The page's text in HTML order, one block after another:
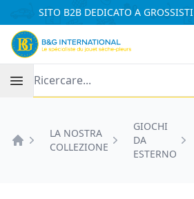
SITO B2B DEDICATO A
LA NOSTRA
COLLEZIONE
GIOCHI
DA
ESTERNO
Pannello di gestione dei cookies